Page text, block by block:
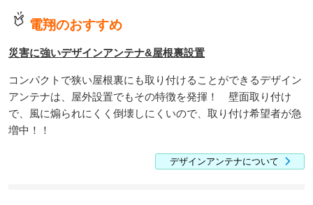
電翔のおすすめ
災害に強いデザインアンテナ&屋根裏設置
コンパクトで狭い屋根裏にも取り付けることができるデザイン
アンテナは、屋外設置でもその特徴を発揮！ 壁面取り付け
で、風に煽られにくく倒壊しにくいので、取り付け希望者が急
増中！！
デザインアンテナについて